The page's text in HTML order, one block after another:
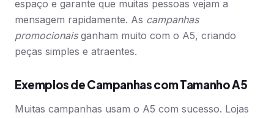
espaço e garante que muitas pessoas vejam a
mensagem rapidamente. As campanhas
promocionaisganham muito com o A5, criando
peças simples e atraentes.
Exemplos de Campanhas com Tamanho A5
Muitas campanhas usam o A5 com sucesso. Lojas